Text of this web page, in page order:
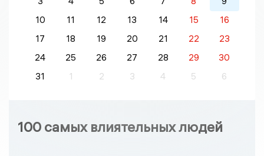
10
11 12 13 14 15
16
17
18 19 20 21 22
23
24
25 26 27 28 29
30
31
1 2 3 4 5 6
100 самых влиятельных людей